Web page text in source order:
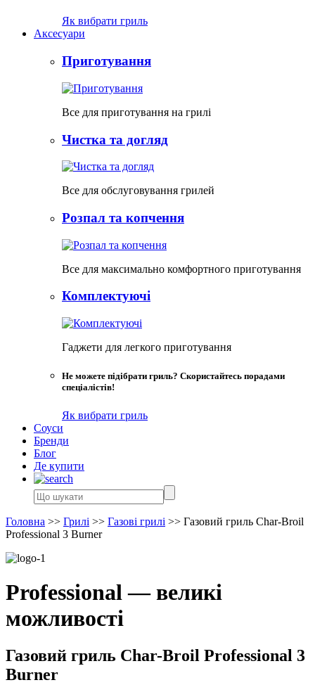
Як вибрати гриль
Аксесуари
Приготування
Все для приготування на грилі
Чистка та догляд
Все для обслуговування грилей
Розпал та копчення
Все для максимально комфортного приготування
Комплектуючі
Гаджети для легкого приготування
Не можете підібрати гриль? Скористайтесь порадами
спеціалістів!
Як вибрати гриль
Соуси
Бренди
Блог
Де купити
Головна >> Грилі >> Газові грилі >> Газовий гриль Char-Broil
Professional 3 Burner
Professional — великі
можливості
Газовий гриль Char-Broil Professional 3
Burner